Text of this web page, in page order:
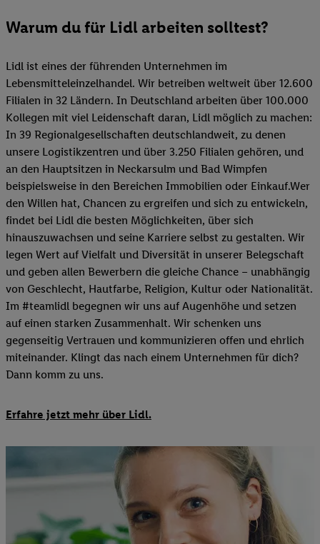
Warum du für Lidl arbeiten solltest?
Lidl ist eines der führenden Unternehmen im
Lebensmitteleinzelhandel. Wir betreiben weltweit über 12.600
Filialen in 32 Ländern. In Deutschland arbeiten über 100.000
Kollegen mit viel Leidenschaft daran, Lidl möglich zu machen:
In 39 Regionalgesellschaften deutschlandweit, zu denen
unsere Logistikzentren und über 3.250 Filialen gehören, und
an den Hauptsitzen in Neckarsulm und Bad Wimpfen
beispielsweise in den Bereichen Immobilien oder Einkauf.Wer
den Willen hat, Chancen zu ergreifen und sich zu entwickeln,
findet bei Lidl die besten Möglichkeiten, über sich
hinauszuwachsen und seine Karriere selbst zu gestalten. Wir
legen Wert auf Vielfalt und Diversität in unserer Belegschaft
und geben allen Bewerbern die gleiche Chance – unabhängig
von Geschlecht, Hautfarbe, Religion, Kultur oder Nationalität.
Im #teamlidl begegnen wir uns auf Augenhöhe und setzen
auf einen starken Zusammenhalt. Wir schenken uns
gegenseitig Vertrauen und kommunizieren offen und ehrlich
miteinander. Klingt das nach einem Unternehmen für dich?
Dann komm zu uns.
​Erfahre jetzt mehr über Lidl.